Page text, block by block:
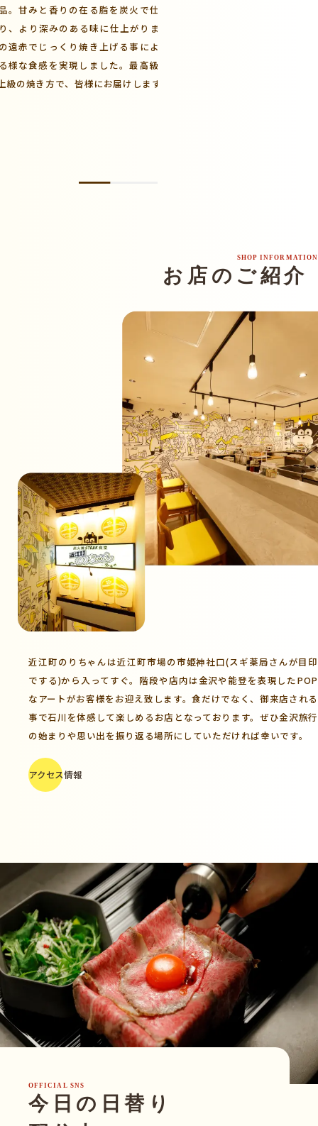
。甘みと香りの在る脂を炭火で仕上げる
、より深みのある味に仕上がります。ま
遠赤でじっくり焼き上げる事により、よ
様な食感を実現しました。最高級の能登
級の焼き方で、皆様にお届けします。
SHOP INFORMATION
お店のご紹介
近江町のりちゃんは近江町市場の市姫神社口(スギ薬局さんが目印
でする)から入ってすぐ。階段や店内は金沢や能登を表現したPOP
なアートがお客様をお迎え致します。食だけでなく、御来店される
事で石川を体感して楽しめるお店となっております。ぜひ金沢旅行
の始まりや思い出を振り返る場所にしていただければ幸いです。
アクセス情報
OFFICIAL SNS
今日の日替り